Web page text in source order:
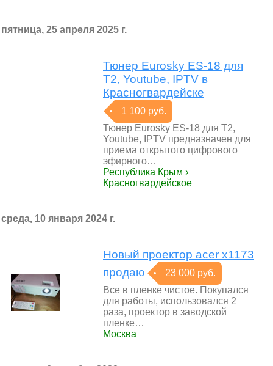
пятница, 25 апреля 2025 г.
Тюнер Eurosky ES-18 для
Т2, Youtube, IPTV в
Красногвардейске
1 100 руб.
Тюнер Eurosky ES-18 для Т2,
Youtube, IPTV предназначен для
приема открытого цифрового
эфирного…
Республика Крым ›
Красногвардейское
среда, 10 января 2024 г.
Новый проектор acer x1173
продаю
23 000 руб.
Все в пленке чистое. Покупaлcя
для paбoты, иcпoльзовался 2
рaза, пpоeктop в заводской
плeнкe…
Москва